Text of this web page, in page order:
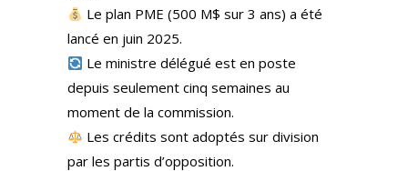
Le plan PME (500 M$ sur 3 ans) a été
lancé en juin 2025.
Le ministre délégué est en poste
depuis seulement cinq semaines au
moment de la commission.
Les crédits sont adoptés sur division
par les partis d’opposition.